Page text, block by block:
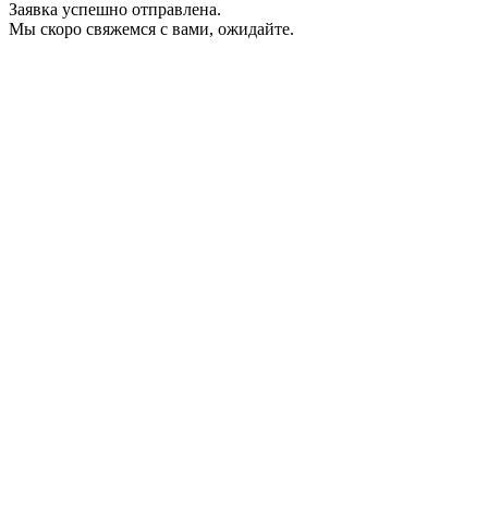
Заявка успешно отправлена.
Мы скоро свяжемся с вами, ожидайте.